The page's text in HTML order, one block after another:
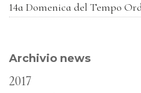
14a Domenica del Tempo
Archivio news
2017